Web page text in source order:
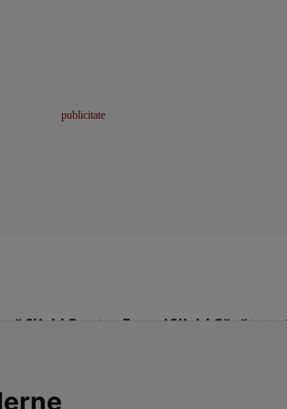
Click! Pentru FemeiClick! Sănătate